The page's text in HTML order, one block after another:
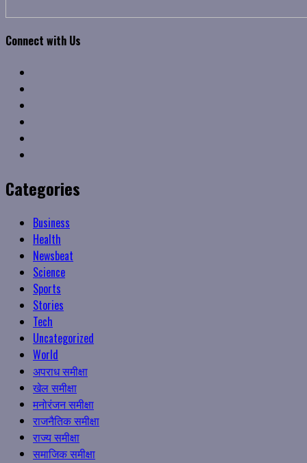
Connect with Us
Categories
Business
Health
Newsbeat
Science
Sports
Stories
Tech
Uncategorized
World
अपराध समीक्षा
खेल समीक्षा
मनोरंजन समीक्षा
राजनैतिक समीक्षा
राज्य समीक्षा
समाजिक समीक्षा